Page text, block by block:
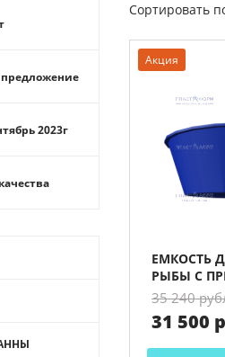
2023г
Сортировать
Акция
ЕМКОСТЬ
РЫБЫ С
35 240
31 500